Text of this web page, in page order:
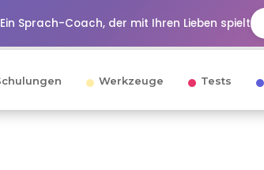
Sprach-Coach, der mit Ihren Lieben spielt
Werkzeuge Tests